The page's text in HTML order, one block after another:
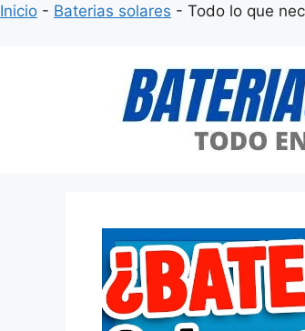
Inicio - Baterias solares - Todo lo que